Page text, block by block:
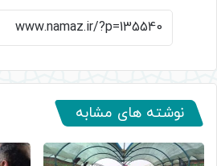
نوشته های مشابه